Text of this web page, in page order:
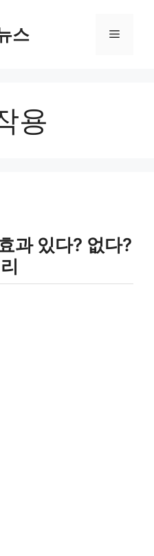
스 메
용
과 있다? 없다?